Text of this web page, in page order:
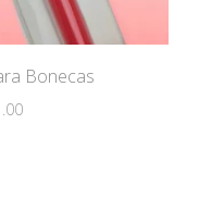
Bonecas